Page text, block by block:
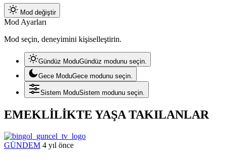
Mod değiştir
Mod Ayarları
Mod seçin, deneyimini kişiselleştirin.
Gündüz ModuGündüz modunu seçin.
Gece ModuGece modunu seçin.
Sistem ModuSistem modunu seçin.
EMEKLİLİKTE YAŞA TAKILANLAR
GÜNDEM 4 yıl önce